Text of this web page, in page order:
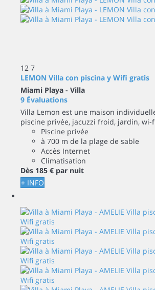
12 7
LEMON Villa con piscina y Wifi gratis
Miami Playa - Villa
9 Évaluations
Villa Lemon est une maison
piscine privée, jacuzzi froid, jardin, wi-
Piscine privée
à 700 m de la plage de sable
Accès Internet
Climatisation
Dès 185 € par nuit
+ INFO